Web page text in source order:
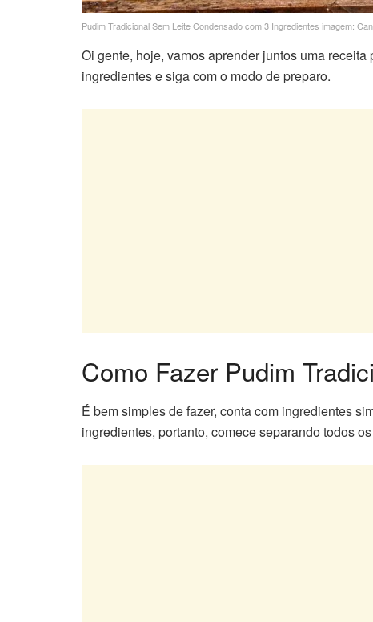
Pudim Tradicional Sem Leite Condensado com 3 Ingredientes imagem:
Oi gente, hoje, vamos aprender juntos uma receita
ingredientes e siga com o modo de preparo.
Como Fazer Pudim
É bem simples de fazer, conta com ingredientes
ingredientes, portanto, comece separando todos